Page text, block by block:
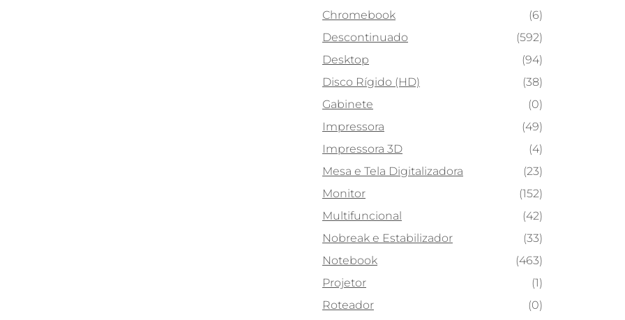
Chromebook
(6)
Descontinuado
(592)
Desktop
(94)
Disco Rígido (HD)
(38)
Gabinete
(0)
Impressora
(49)
Impressora 3D
(4)
Mesa e Tela Digitalizadora
(23)
Monitor
(152)
Multifuncional
(42)
Nobreak e Estabilizador
(33)
Notebook
(463)
Projetor
(1)
Roteador
(0)